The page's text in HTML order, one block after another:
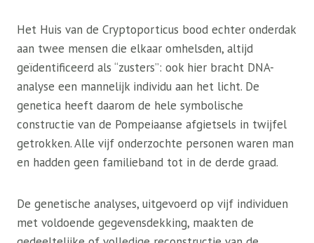
Het Huis van de Cryptoporticus bood echter onderdak
aan twee mensen die elkaar omhelsden, altijd
geïdentificeerd als “zusters”: ook hier bracht DNA-
analyse een mannelijk individu aan het licht. De
genetica heeft daarom de hele symbolische
constructie van de Pompeiaanse afgietsels in twijfel
getrokken. Alle vijf onderzochte personen waren man
en hadden geen familieband tot in de derde graad.
De genetische analyses, uitgevoerd op vijf individuen
met voldoende gegevensdekking, maakten de